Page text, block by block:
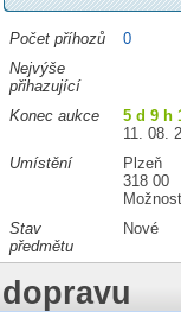
Počet příhozů
0
Nejvýše
přihazující
Konec aukce
5 d 9 h
11. 08.
Umístění
Plzeň
318 00
Stav
předmětu
Nové